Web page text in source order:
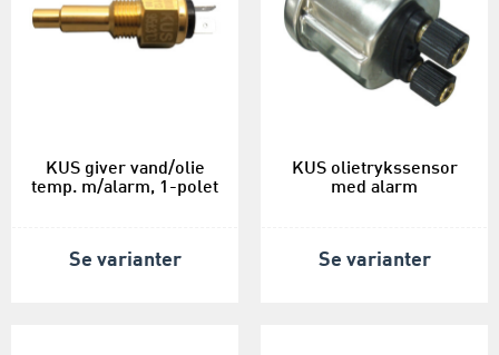
KUS giver vand/olie
temp. m/alarm, 1-polet
Se varianter
KUS olietrykssensor
med alarm
Se varianter